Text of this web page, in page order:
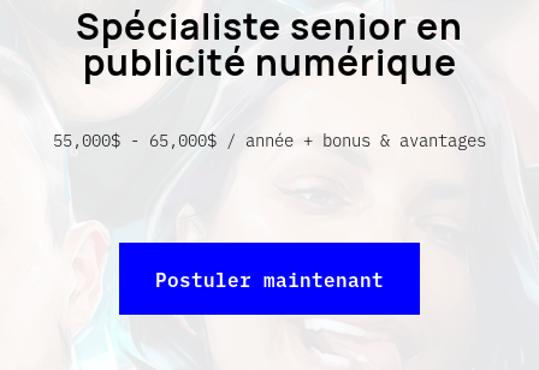
Spécialiste senior en
publicité numérique
55,000$ - 65,000$ / année + bonus & avantages
Postuler maintenant